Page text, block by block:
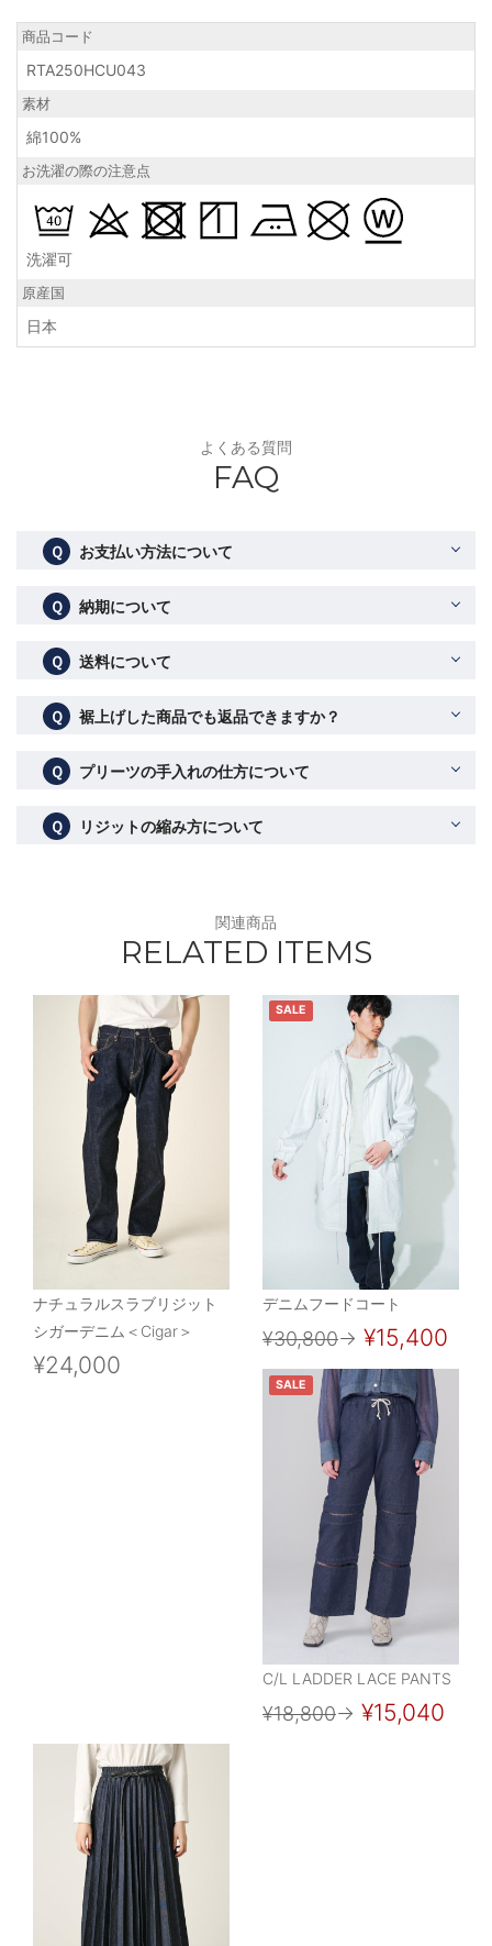
商品コード
RTA250HCU043
素材
綿100%
お洗濯の際の注意点
洗濯可
原産国
日本
よくある質問
FAQ
Ｑ お支払い方法について
Ｑ 納期について
Ｑ 送料について
Ｑ 裾上げした商品でも返品できますか？
Ｑ プリーツの手入れの仕方について
Ｑ リジットの縮み方について
関連商品
RELATED ITEMS
ナチュラルスラブリジット
シガーデニム＜Cigar＞
¥24,000
SALE
デニムフードコート
¥30,800→ ¥15,400
SALE
C/L LADDER LACE PANTS
¥18,800→ ¥15,040